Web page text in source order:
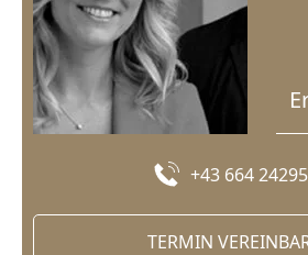
+43 664
TERMIN